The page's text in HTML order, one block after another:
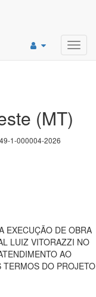
(MT)
1-000004-2026
EXECUÇÃO DE OBRA
LUIZ VITORAZZI NO
AO
DO PROJETO